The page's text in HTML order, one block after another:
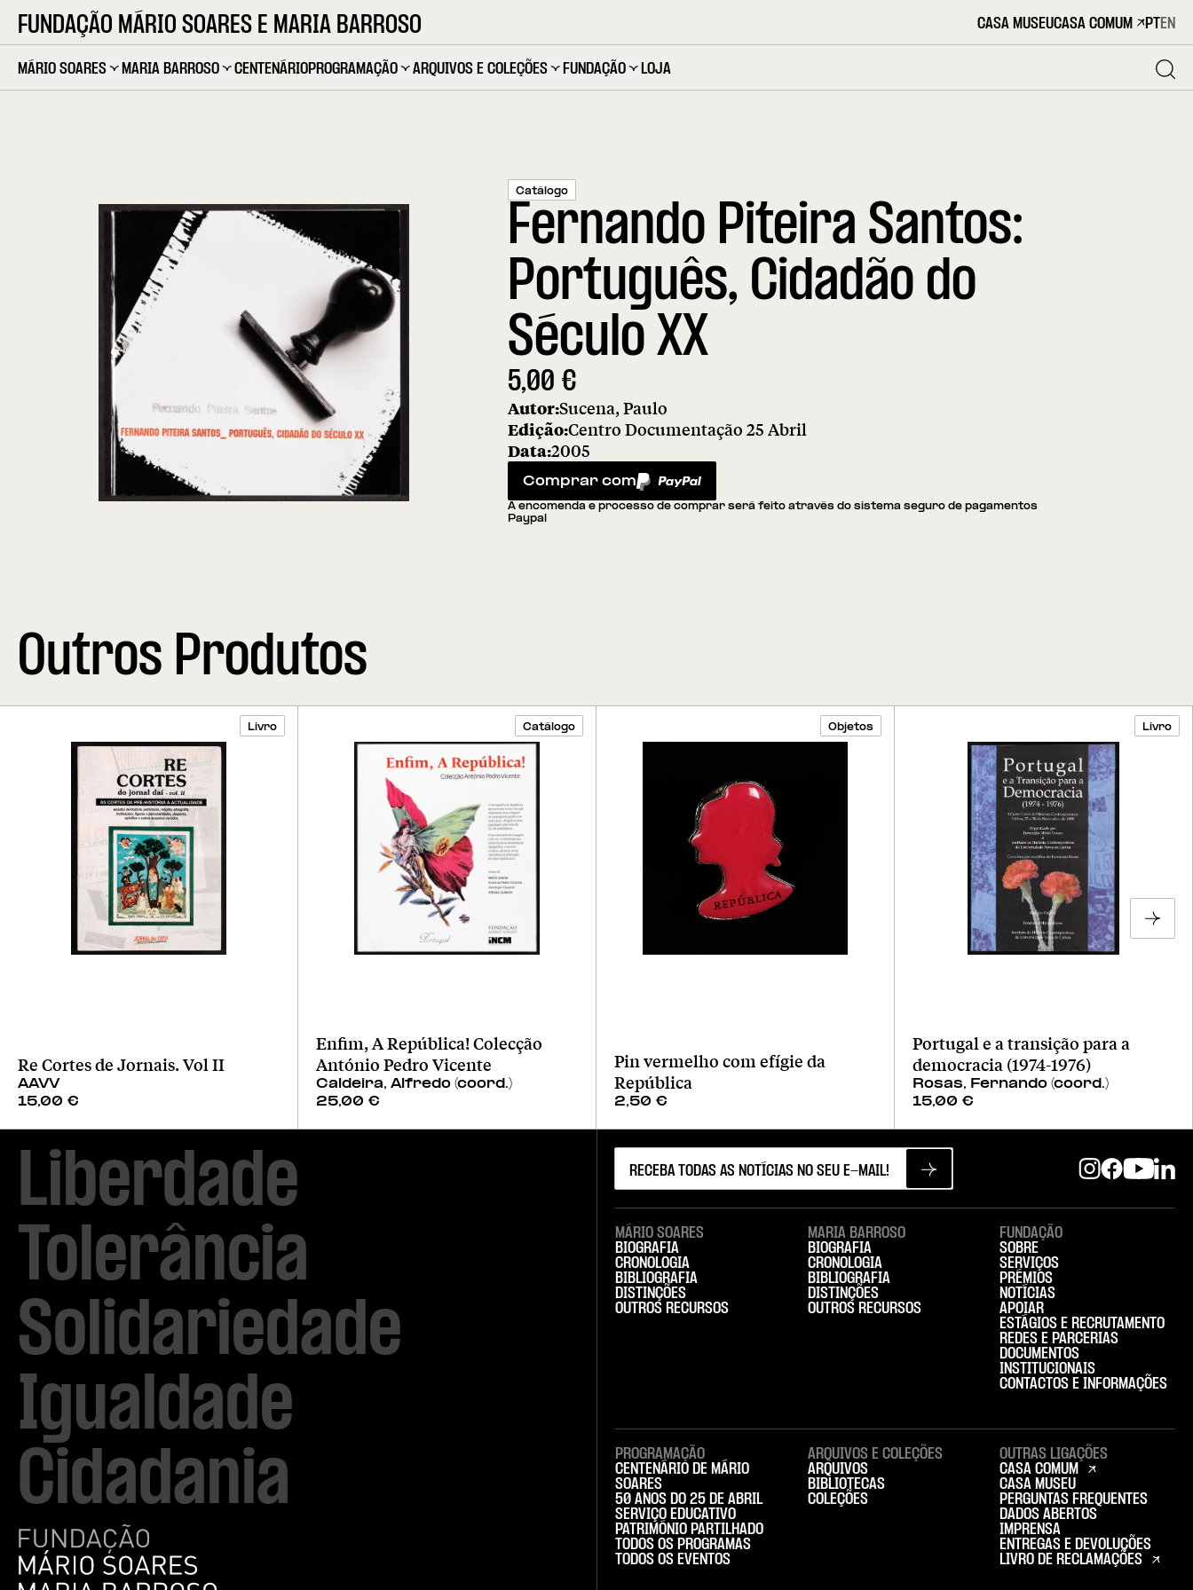
FUNDAÇÃO MÁRIO SOARES E MARIA BARROSO CASA MUSEUCASA COMUM PTEN
MÁRIO SOARES MARIA BARROSO CENTENÁRIOPROGRAMAÇÃO ARQUIVOS E COLEÇÕES FUNDAÇÃO LOJA
Catálogo
Fernando Piteira Santos:
Português, Cidadão do
Século XX
5,00 €
Autor:Sucena, Paulo
Edição:Centro Documentação 25 Abril
Data:2005
Comprar com
PayPal
A encomenda e processo de comprar será feito através do sistema seguro de pagamentos
Paypal
Outros Produtos
Livro
Re Cortes de Jornais. Vol II
AAVV
15,00 €
Catálogo
Enfim, A República! Colecção
António Pedro Vicente
Caldeira, Alfredo (coord.)
25,00 €
Objetos
Pin vermelho com efígie da
República
2,50 €
Livro
Portugal e a transição para a
democracia (1974-1976)
Rosas, Fernando (coord.)
15,00 €
Liberdade
Tolerância
Solidariedade
Igualdade
Cidadania
MÁRIO SOARES
BIOGRAFIA
CRONOLOGIA
BIBLIOGRAFIA
DISTINÇÕES
OUTROS RECURSOS
MARIA BARROSO
BIOGRAFIA
CRONOLOGIA
BIBLIOGRAFIA
DISTINÇÕES
OUTROS RECURSOS
FUNDAÇÃO
SOBRE
SERVIÇOS
PRÉMIOS
NOTÍCIAS
APOIAR
ESTÁGIOS E RECRUTAMENTO
REDES E PARCERIAS
DOCUMENTOS
INSTITUCIONAIS
CONTACTOS E INFORMAÇÕES
PROGRAMAÇÃO
CENTENÁRIO DE MÁRIO
SOARES
50 ANOS DO 25 DE ABRIL
SERVIÇO EDUCATIVO
PATRIMÓNIO PARTILHADO
TODOS OS PROGRAMAS
TODOS OS EVENTOS
ARQUIVOS E COLEÇÕES
ARQUIVOS
BIBLIOTECAS
COLEÇÕES
OUTRAS LIGAÇÕES
CASA COMUM
CASA MUSEU
PERGUNTAS FREQUENTES
DADOS ABERTOS
IMPRENSA
ENTREGAS E DEVOLUÇÕES
LIVRO DE RECLAMAÇÕES